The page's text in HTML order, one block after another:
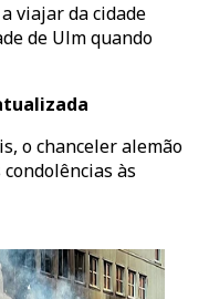
viajar da cidade
de Ulm quando
o chanceler alemão
às